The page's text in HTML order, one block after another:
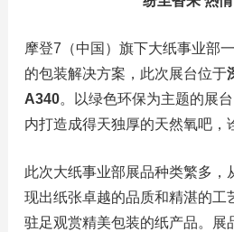
摩登7（中国）旗下大纸事业部
的包装解决方案，此次展台位于
A340。以绿色环保为主题的展
内打造成得天独厚的天然氧吧，
此次大纸事业部展品种类繁多，
现出纸张卓越的品质和精湛的工
驻足观赏精美包装的纸产品。展